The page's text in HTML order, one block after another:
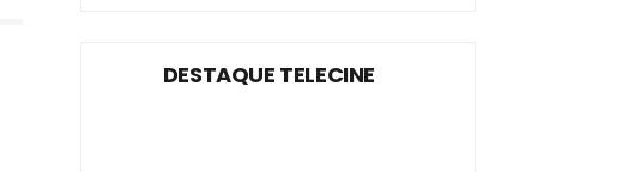
DESTAQUE TELECINE